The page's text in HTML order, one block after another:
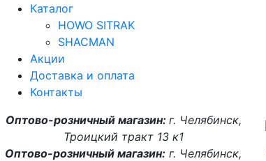
Каталог
HOWO SITRAK
SHACMAN
Акции
Доставка и оплата
Контакты
Оптово-розничный магазин: г. Челябинск,
Троицкий тракт 13 к1
Оптово-розничный магазин: г. Челябинск,